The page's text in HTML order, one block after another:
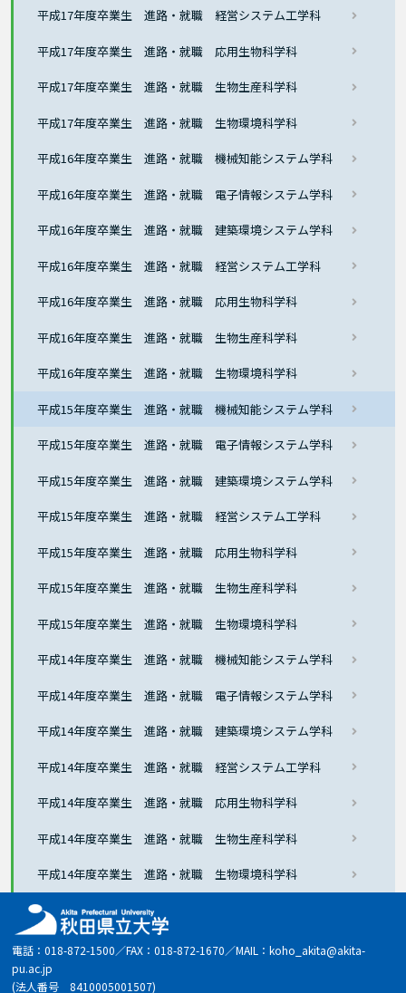
平成17年度卒業生 進路・就職 経営システム工学科
平成17年度卒業生 進路・就職 応用生物科学科
平成17年度卒業生 進路・就職 生物生産科学科
平成17年度卒業生 進路・就職 生物環境科学科
平成16年度卒業生 進路・就職 機械知能システム学科
平成16年度卒業生 進路・就職 電子情報システム学科
平成16年度卒業生 進路・就職 建築環境システム学科
平成16年度卒業生 進路・就職 経営システム工学科
平成16年度卒業生 進路・就職 応用生物科学科
平成16年度卒業生 進路・就職 生物生産科学科
平成16年度卒業生 進路・就職 生物環境科学科
平成15年度卒業生 進路・就職 機械知能システム学科
平成15年度卒業生 進路・就職 電子情報システム学科
平成15年度卒業生 進路・就職 建築環境システム学科
平成15年度卒業生 進路・就職 経営システム工学科
平成15年度卒業生 進路・就職 応用生物科学科
平成15年度卒業生 進路・就職 生物生産科学科
平成15年度卒業生 進路・就職 生物環境科学科
平成14年度卒業生 進路・就職 機械知能システム学科
平成14年度卒業生 進路・就職 電子情報システム学科
平成14年度卒業生 進路・就職 建築環境システム学科
平成14年度卒業生 進路・就職 経営システム工学科
平成14年度卒業生 進路・就職 応用生物科学科
平成14年度卒業生 進路・就職 生物生産科学科
平成14年度卒業生 進路・就職 生物環境科学科
電話：018-872-1500／FAX：018-872-1670／MAIL：koho_akita@akita-
pu.ac.jp
(法人番号 8410005001507)